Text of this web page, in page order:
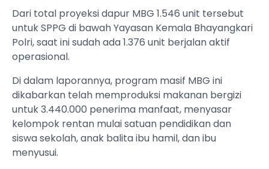
Dari total proyeksi dapur MBG 1.546 unit tersebut
untuk SPPG di bawah Yayasan Kemala Bhayangkari
Polri, saat ini sudah ada 1.376 unit berjalan aktif
operasional.
Di dalam laporannya, program masif MBG ini
dikabarkan telah memproduksi makanan bergizi
untuk 3.440.000 penerima manfaat, menyasar
kelompok rentan mulai satuan pendidikan dan
siswa sekolah, anak balita ibu hamil, dan ibu
menyusui.